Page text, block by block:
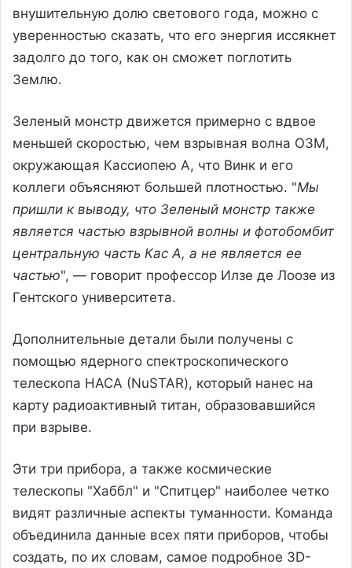
внушительную долю светового года, можно с
уверенностью сказать, что его энергия иссякнет
задолго до того, как он сможет поглотить
Землю.
Зеленый монстр движется примерно с вдвое
меньшей скоростью, чем взрывная волна ОЗМ,
окружающая Кассиопею А, что Винк и его
коллеги объясняют большей плотностью. "Мы
пришли к выводу, что Зеленый монстр также
является частью взрывной волны и фотобомбит
центральную часть Кас А, а не является ее
частью", — говорит профессор Илзе де Лоозе из
Гентского университета.
Дополнительные детали были получены с
помощью ядерного спектроскопического
телескопа НАСА (NuSTAR), который нанес на
карту радиоактивный титан, образовавшийся
при взрыве.
Эти три прибора, а также космические
телескопы "Хаббл" и "Спитцер" наиболее четко
видят различные аспекты туманности. Команда
объединила данные всех пяти приборов, чтобы
создать, по их словам, самое подробное 3D-